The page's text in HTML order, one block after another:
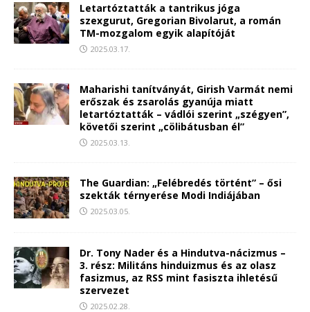
Letartóztatták a tantrikus jóga
szexgurut, Gregorian Bivolarut, a román
TM-mozgalom egyik alapítóját
2025.03.17.
Maharishi tanítványát, Girish Varmát nemi
erőszak és zsarolás gyanúja miatt
letartóztatták – vádlói szerint „szégyen”,
követői szerint „cölibátusban él”
2025.03.13.
The Guardian: „Felébredés történt” – ősi
szekták térnyerése Modi Indiájában
2025.03.05.
Dr. Tony Nader és a Hindutva-nácizmus –
3. rész: Militáns hinduizmus és az olasz
fasizmus, az RSS mint fasiszta ihletésű
szervezet
2025.02.28.